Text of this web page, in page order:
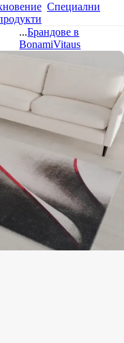
Специални
...Брандове в
BonamiVitaus